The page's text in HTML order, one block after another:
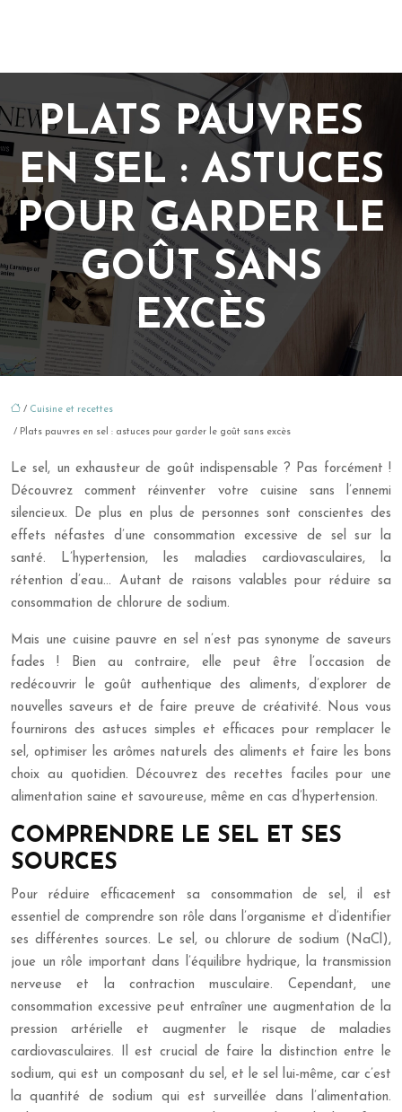
PLATS PAUVRES
EN SEL : ASTUCES
POUR GARDER LE
GOÛT SANS
EXCÈS
/ Cuisine et recettes
/ Plats pauvres en sel : astuces pour garder le goût sans excès
Le sel, un exhausteur de goût indispensable ? Pas forcément !
Découvrez comment réinventer votre cuisine sans l’ennemi
silencieux. De plus en plus de personnes sont conscientes des
effets néfastes d’une consommation excessive de sel sur la
santé. L’hypertension, les maladies cardiovasculaires, la
rétention d’eau… Autant de raisons valables pour réduire sa
consommation de chlorure de sodium.
Mais une cuisine pauvre en sel n’est pas synonyme de saveurs
fades ! Bien au contraire, elle peut être l’occasion de
redécouvrir le goût authentique des aliments, d’explorer de
nouvelles saveurs et de faire preuve de créativité. Nous vous
fournirons des astuces simples et efficaces pour remplacer le
sel, optimiser les arômes naturels des aliments et faire les bons
choix au quotidien. Découvrez des recettes faciles pour une
alimentation saine et savoureuse, même en cas d’hypertension.
COMPRENDRE LE SEL ET SES
SOURCES
Pour réduire efficacement sa consommation de sel, il est
essentiel de comprendre son rôle dans l’organisme et d’identifier
ses différentes sources. Le sel, ou chlorure de sodium (NaCl),
joue un rôle important dans l’équilibre hydrique, la transmission
nerveuse et la contraction musculaire. Cependant, une
consommation excessive peut entraîner une augmentation de la
pression artérielle et augmenter le risque de maladies
cardiovasculaires. Il est crucial de faire la distinction entre le
sodium, qui est un composant du sel, et le sel lui-même, car c’est
la quantité de sodium qui est surveillée dans l’alimentation.